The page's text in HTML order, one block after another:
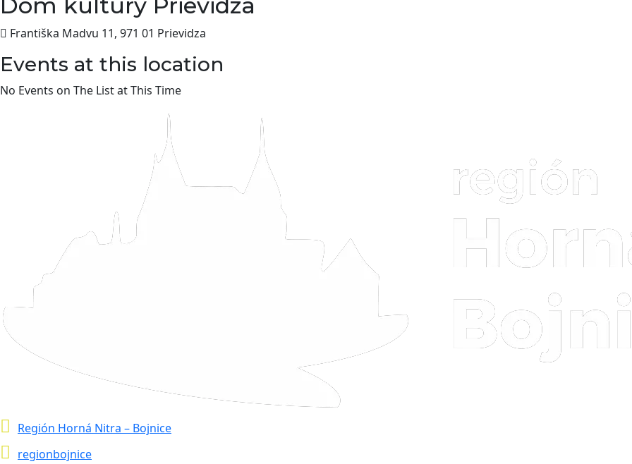
Dom kultúry Prievidza
Františka Madvu 11, 971 01 Prievidza
Events at this location
No Events on The List at This Time
Región Horná Nitra – Bojnice
regionbojnice